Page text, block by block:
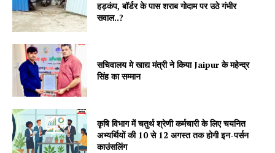
Jagruk Janta
Vishwasniya Hindi Akhbaar
हड़कंप, बॉर्डर के पास शराब गोदाम पर उठे गंभीर
सवाल..?
सचिवालय मे खाद्य मंत्री ने किया Jaipur के महेन्द्र
सिंह का सम्मान
कृषि विभाग में चतुर्थ श्रेणी कर्मचारी के लिए चयनित
अभ्यर्थियों की 10 से 12 अगस्त तक होगी इन-पर्सन
काउंसलिंग